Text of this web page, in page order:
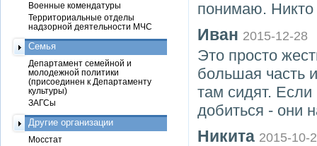
понимаю. Никто
Иван 2015-12-28
Это просто
большая часть
там сидят. Если
добиться - они
Никита 2015-10-
Военные комендатуры
Территориальные отделы
надзорной деятельности МЧС
Семья
Департамент семейной и
молодежной политики
(присоединен к Департаменту
культуры)
ЗАГСы
Другие организации
Мосстат